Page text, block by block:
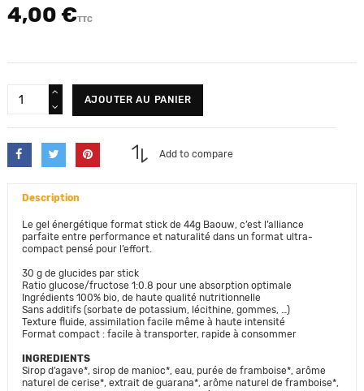
4,00 €TTC
AJOUTER AU PANIER
Add to compare
Description
Le gel énergétique format stick de 44g Baouw, c’est l’alliance
parfaite entre performance et naturalité dans un format ultra-
compact pensé pour l’effort.
30 g de glucides par stick
Ratio glucose/fructose 1:0.8 pour une absorption optimale
Ingrédients 100% bio, de haute qualité nutritionnelle
Sans additifs (sorbate de potassium, lécithine, gommes, …)
Texture fluide, assimilation facile même à haute intensité
Format compact : facile à transporter, rapide à consommer
INGREDIENTS
Sirop d’agave*, sirop de manioc*, eau, purée de framboise*, arôme
naturel de cerise*, extrait de guarana*, arôme naturel de framboise*,